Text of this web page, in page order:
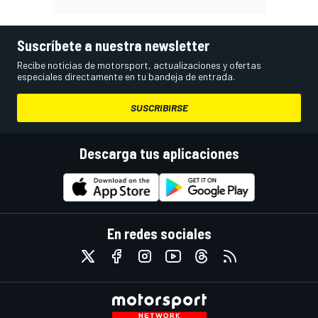
Suscríbete a nuestra newsletter
Recibe noticias de motorsport, actualizaciones y ofertas
especiales directamente en tu bandeja de entrada.
SUSCRIBIRSE
Descarga tus aplicaciones
En redes sociales